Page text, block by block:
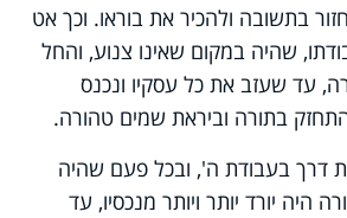
בתשובה ולהכיר את בוראו. וכך אט
שהיה במקום שאינו צנוע, והחל
עד שעזב את כל עסקיו ונכנס
בתורה וביראת שמים טהורה.
דרך בעבודת ה', ובכל פעם שהיה
היה יורד יותר ויותר מנכסיו, עד